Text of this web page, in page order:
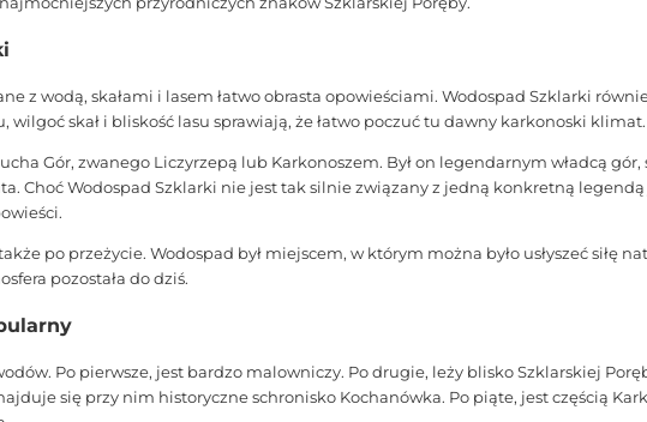
z wodą, skałami i lasem łatwo obrasta opowieściami. Wodospad Szklarki
skał i bliskość lasu sprawiają, że łatwo poczuć tu dawny karkonoski klimat.
Gór, zwanego Liczyrzepą lub Karkonoszem. Był on legendarnym władcą
Choć Wodospad Szklarki nie jest tak silnie związany z jedną konkretną
po przeżycie. Wodospad był miejscem, w którym można było usłyszeć siłę
pozostała do dziś.
Po pierwsze, jest bardzo malowniczy. Po drugie, leży blisko Szklarskiej
się przy nim historyczne schronisko Kochanówka. Po piąte, jest częścią